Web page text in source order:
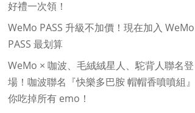
好禮一次領！
WeMo PASS 升級不加價！現在加入 WeMo
PASS 最划算
WeMo × 咖波、毛絨絨星人、駝背人聯名登
場！咖波聯名『快樂多巴胺 帽帽香噴噴組
你吃掉所有 emo！